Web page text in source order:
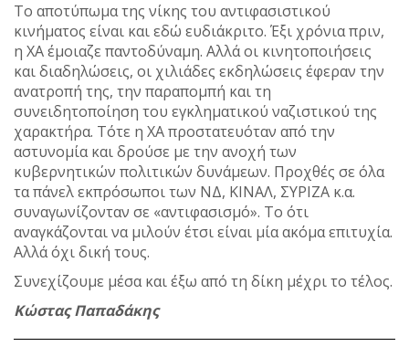
Το αποτύπωμα της νίκης του αντιφασιστικού
κινήματος είναι και εδώ ευδιάκριτο. Έξι χρόνια πριν,
η ΧΑ έμοιαζε παντοδύναμη. Αλλά οι κινητοποιήσεις
και διαδηλώσεις, οι χιλιάδες εκδηλώσεις έφεραν την
ανατροπή της, την παραπομπή και τη
συνειδητοποίηση του εγκληματικού ναζιστικού της
χαρακτήρα. Τότε η ΧΑ προστατευόταν από την
αστυνομία και δρούσε με την ανοχή των
κυβερνητικών πολιτικών δυνάμεων. Προχθές σε όλα
τα πάνελ εκπρόσωποι των ΝΔ, ΚΙΝΑΛ, ΣΥΡΙΖΑ κ.α.
συναγωνίζονταν σε «αντιφασισμό». Το ότι
αναγκάζονται να μιλούν έτσι είναι μία ακόμα επιτυχία.
Αλλά όχι δική τους.
Συνεχίζουμε μέσα και έξω από τη δίκη μέχρι το τέλος.
Κώστας Παπαδάκης